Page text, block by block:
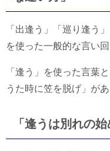
「出逢う」「巡り逢う
を使った一般的な言い回
「逢う」を使った言葉
うた時に笠を脱げ」があ
「逢うは別れの